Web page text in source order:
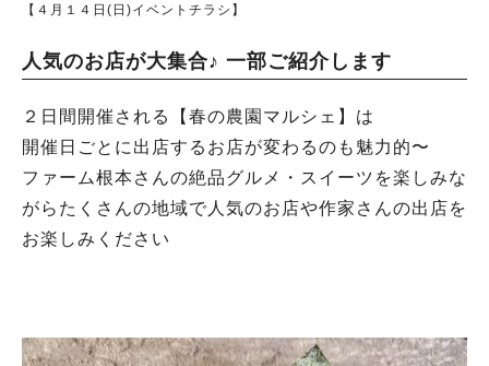
【４月１４日(日)イベントチラシ】
人気のお店が大集合♪ 一部ご紹介します
２日間開催される【春の農園マルシェ】は
開催日ごとに出店するお店が変わるのも魅力的〜
ファーム根本さんの絶品グルメ・スイーツを楽しみな
がらたくさんの地域で人気のお店や作家さんの出店を
お楽しみください